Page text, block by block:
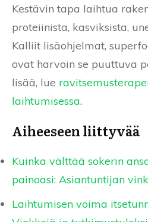
Kestävin tapa laihtua
proteiinista, kasviksista,
Kalliit lisäohjelmat,
ovat harvoin se puuttuva
lisää, lue
laihtumisessa.
Aiheeseen liittyvää
Kuinka välttää sokerin
painoasi: Asiantuntijan
Laihtumisen voima